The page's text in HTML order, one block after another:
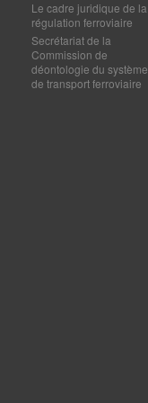
Le cadre juridique de la
régulation ferroviaire
Secrétariat de la
Commission de
déontologie du système
de transport ferroviaire